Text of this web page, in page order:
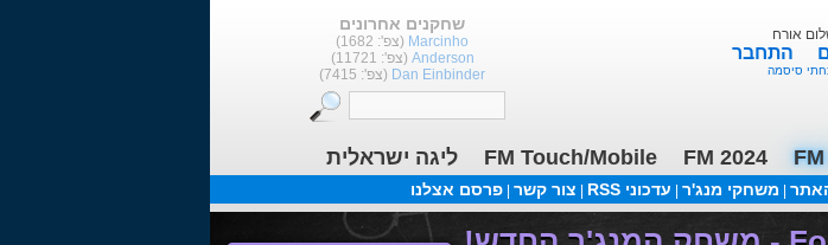
שחקנים אחרונים
Marcinho (צפ': 1682)
Anderson (צפ': 11721)
Dan Einbinder (צפ': 7415)
אורח
התחבר
סיסמה
FM 2024
FM Touch/Mobile
ליגה ישראלית
משחקי מנג'ר עדכוני RSS צור קשר פרסם אצלנו